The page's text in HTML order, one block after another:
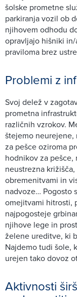
šolske prometne
parkiranja vozil ob
njihovem odhodu
opravljajo hišniki
praviloma brez
Problemi z
Svoj delež v
prometna
različnih vzrokov.
štejemo neurejene,
za pešce oziroma
hodnikov za pešce,
neustrezna
obremenitvami in
nadvoze… Pogosto
omejitvami hitrosti,
najpogosteje
njihove lege in
želene ureditve, ki
Najdemo tudi šole,
urejen tako dovoz
Aktivnosti